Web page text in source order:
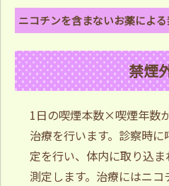
ニコチンを含まないお薬によ
禁煙
1日の喫煙本数×喫煙年数
治療を行います。診察時
定を行い、体内に取り込
測定します。治療にはニコ